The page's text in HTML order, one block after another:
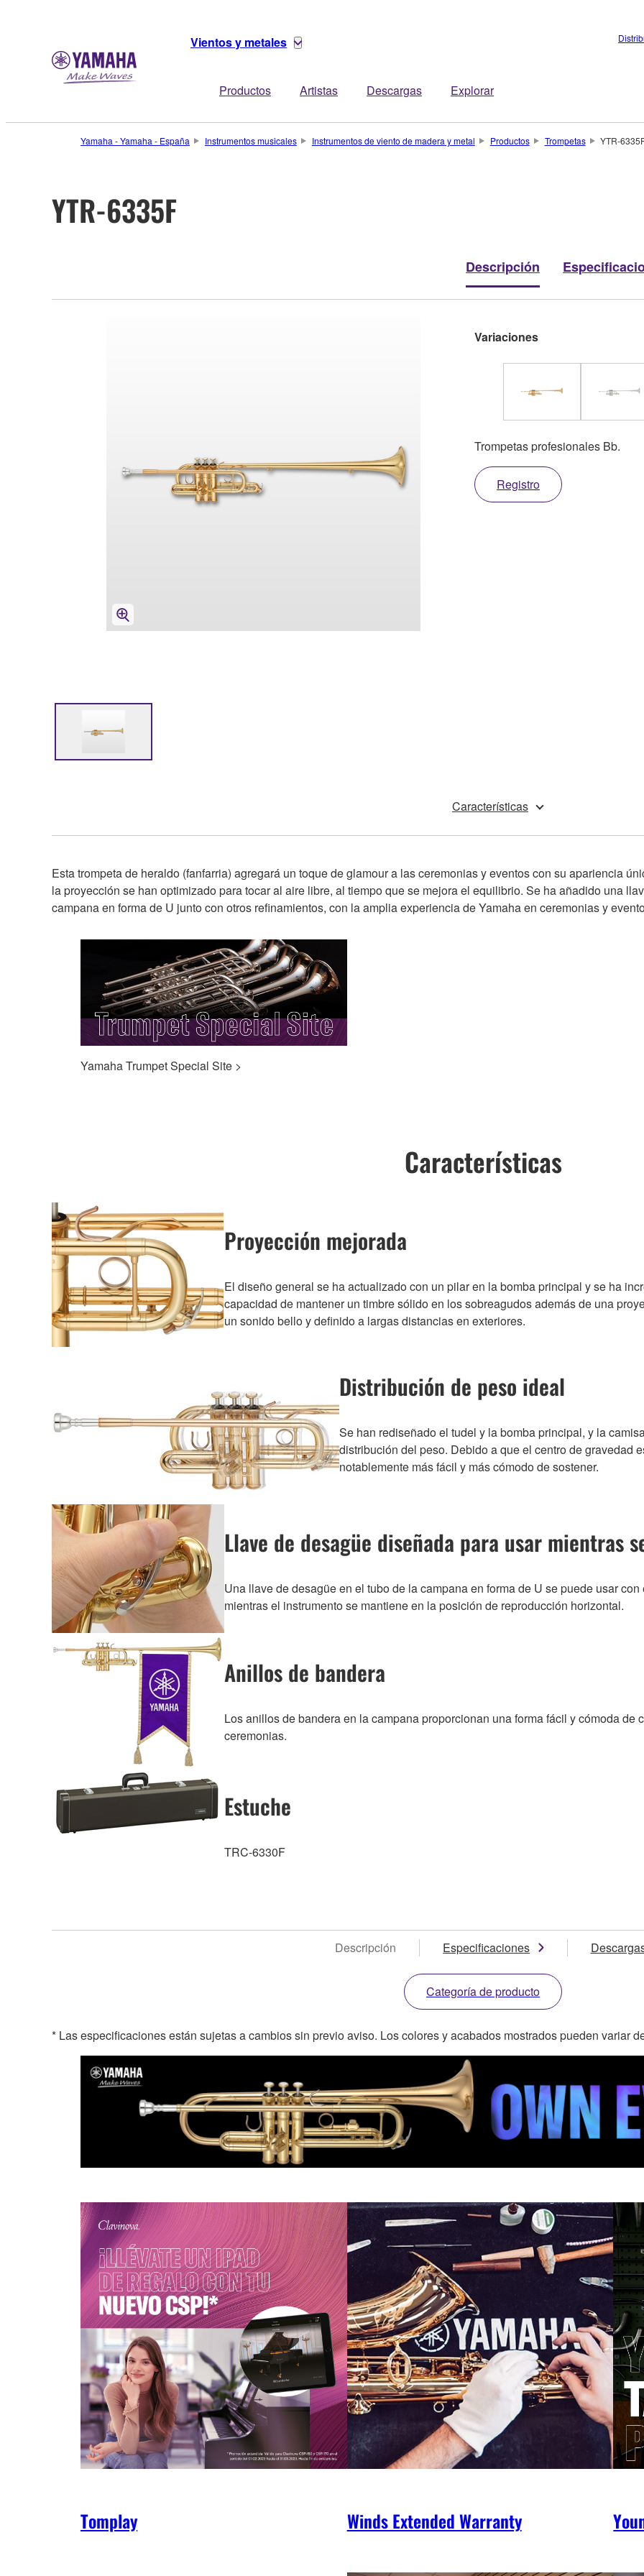
Vientos y metales
Productos Artistas Descargas Explorar
Yamaha - Yamaha - España Instrumentos musicales Instrumentos de viento de madera y metal Productos Trompetas YTR-
YTR-6335F
Descripción
Variaciones
Trompetas profesionales Bb.
Registro
Características
Esta trompeta de heraldo (fanfarria) agregará un toque de glamour a las ceremonias y eventos con su apariencia
la proyección se han optimizado para tocar al aire libre, al tiempo que se mejora el equilibrio. Se ha añadido una
campana en forma de U junto con otros refinamientos, con la amplia experiencia de Yamaha en ceremonias y
Yamaha Trumpet Special Site >
Características
Proyección mejorada
El diseño general se ha actualizado con un pilar en la bomba principal y se ha
capacidad de mantener un timbre sólido en los sobreagudos además de una
un sonido bello y definido a largas distancias en exteriores.
Distribución de peso ideal
Se han rediseñado el tudel y la bomba principal, y la
distribución del peso. Debido a que el centro de gravedad
notablemente más fácil y más cómodo de sostener.
Llave de desagüe diseñada para usar mientras
Una llave de desagüe en el tubo de la campana en forma de U se puede usar
mientras el instrumento se mantiene en la posición de reproducción horizontal.
Anillos de bandera
Los anillos de bandera en la campana proporcionan una forma fácil y cómoda
ceremonias.
Estuche
TRC-6330F
Descripción Especificaciones
Categoría de producto
* Las especificaciones están sujetas a cambios sin previo aviso. Los colores y acabados mostrados pueden variar
Tomplay Winds Extended Warranty